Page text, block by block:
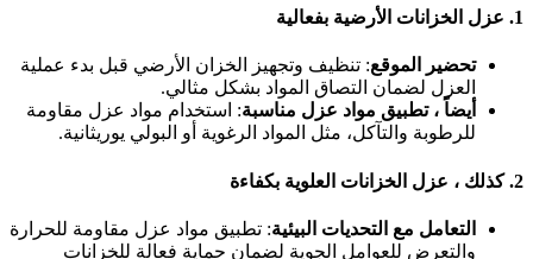
1. عزل الخزانات الأرضية بفعالية
تحضير الموقع: تنظيف وتجهيز الخزان الأرضي قبل بدء عملية
العزل لضمان التصاق المواد بشكل مثالي.
أيضاً ، تطبيق مواد عزل مناسبة: استخدام مواد عزل مقاومة
للرطوبة والتآكل، مثل المواد الرغوية أو البولي يوريثانية.
2. كذلك ، عزل الخزانات العلوية بكفاءة
التعامل مع التحديات البيئية: تطبيق مواد عزل مقاومة للحرارة
والتعرض للعوامل الجوية لضمان حماية فعالة للخزانات